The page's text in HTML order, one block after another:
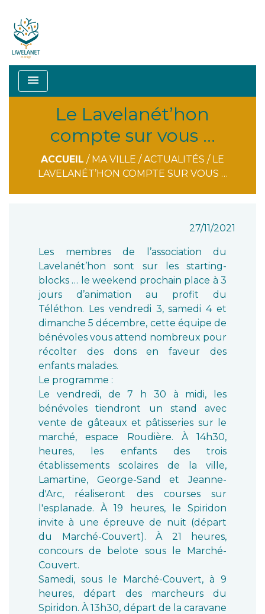
menu
Le Lavelanét’hon
compte sur vous …
ACCUEIL / MA VILLE /ACTUALITÉS / LE
LAVELANÉT’HON COMPTE SUR VOUS …
27/11/2021
Les membres de l’association du
Lavelanét’hon sont sur les starting-
blocks … le weekend prochain place à 3
jours d’animation au profit du
Téléthon. Les vendredi 3, samedi 4 et
dimanche 5 décembre, cette équipe de
bénévoles vous attend nombreux pour
récolter des dons en faveur des
enfants malades.
Le programme :
Le vendredi, de 7 h 30 à midi, les
bénévoles tiendront un stand avec
vente de gâteaux et pâtisseries sur le
marché, espace Roudière. À 14h30,
heures, les enfants des trois
établissements scolaires de la ville,
Lamartine, George-Sand et Jeanne-
d'Arc, réaliseront des courses sur
l'esplanade. À 19 heures, le Spiridon
invite à une épreuve de nuit (départ
du Marché-Couvert). À 21 heures,
concours de belote sous le Marché-
Couvert.
Samedi, sous le Marché-Couvert, à 9
heures, départ des marcheurs du
Spiridon. À 13h30, départ de la caravane